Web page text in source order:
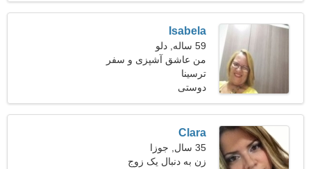
Isabela
59 ساله, دلو
من عاشق آشپزی و سفر
هستم
ترسینا
دوستی
Clara
35 سال, جوزا
زن به دنبال یک زوج